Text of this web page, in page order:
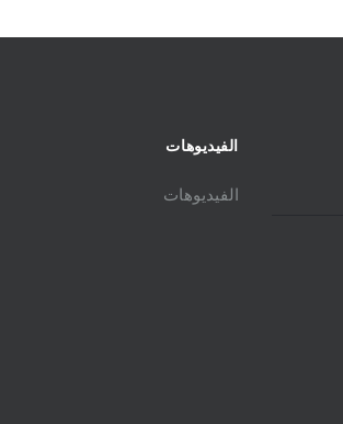
الفيديوهات
الفيديوهات